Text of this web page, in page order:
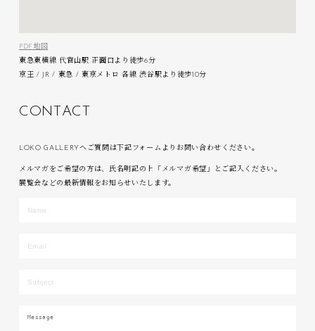
PDF地図
東急東横線 代官山駅 正面口より徒歩6分
京王 / JR / 東急 / 東京メトロ 各線 渋谷駅より徒歩10分
C ON T AC T
LOKO GALLERYへご質問は下記フォームよりお問い合わせください。
メルマガをご希望の方は、氏名明記の上「メルマガ希望」とご記入ください。
展覧会などの最新情報をお知らせいたします。